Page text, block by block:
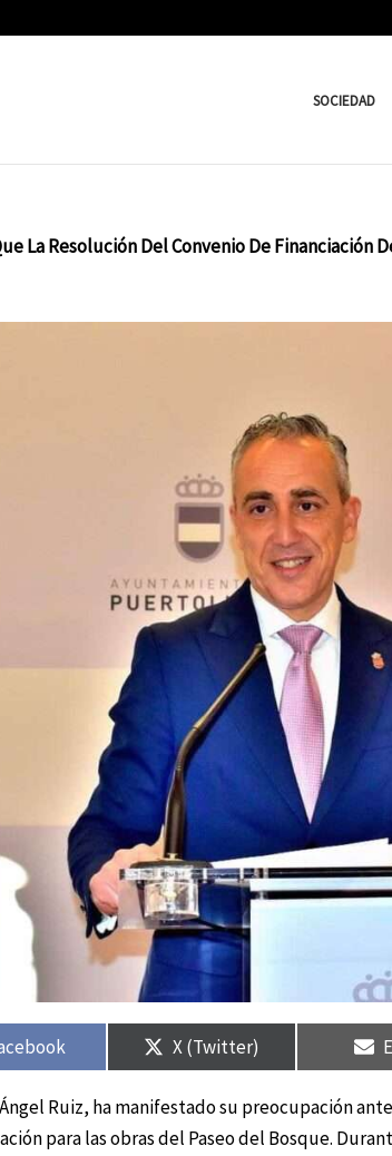
SOCIEDAD
La Resolución Del Convenio De Financiación
Compartir
en
X (Twitter)
Ruiz, ha manifestado su preocupación
para las obras del Paseo del Bosque.
Compartir
en